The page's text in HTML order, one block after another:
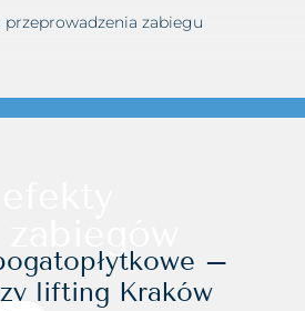
zabiegu
–
lifting Kraków